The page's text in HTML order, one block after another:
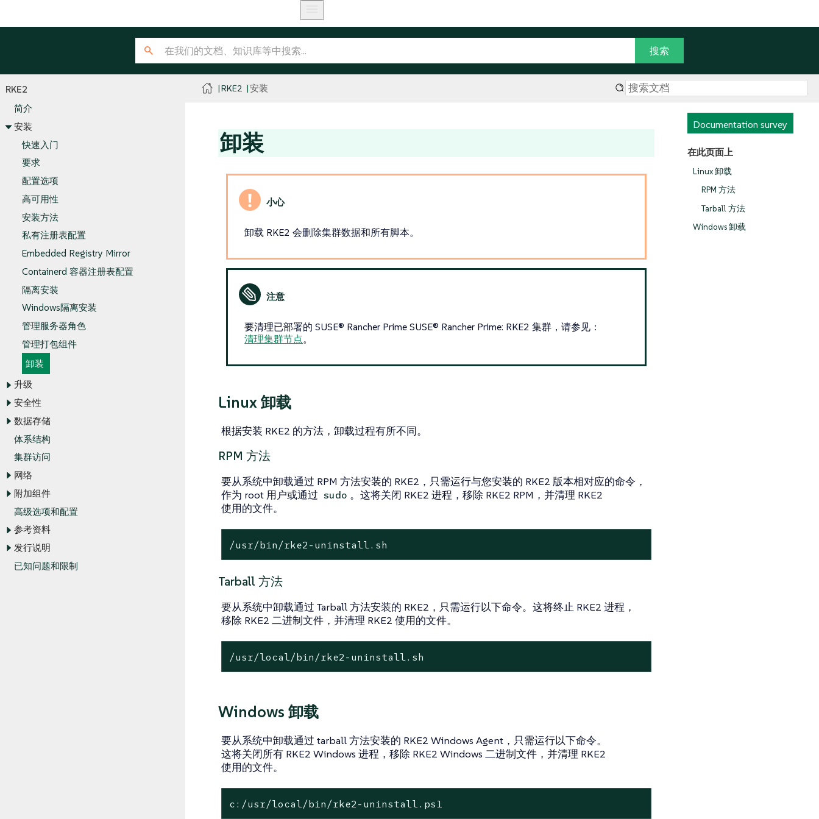
RKE2
简介
安装
快速入门
要求
配置选项
高可用性
安装方法
私有注册表配置
Embedded Registry Mirror
Containerd 容器注册表配置
隔离安装
Windows隔离安装
管理服务器角色
管理打包组件
卸装
升级
安全性
数据存储
体系结构
集群访问
网络
附加组件
高级选项和配置
参考资料
发行说明
已知问题和限制
RKE2 安装
Documentation survey
在此页面上
Linux 卸载
RPM 方法
Tarball 方法
Windows 卸载
卸装
卸载 RKE2 会删除集群数据和所有脚本。
要清理已部署的 SUSE® Rancher Prime SUSE® Rancher Prime: RKE2 集群，请参见：
清理集群节点。
Linux 卸载
根据安装 RKE2 的方法，卸载过程有所不同。
RPM 方法
要从系统中卸载通过 RPM 方法安装的 RKE2，只需运行与您安装的 RKE2 版本相对应的命令，
作为 root 用户或通过 sudo 。这将关闭 RKE2 进程，移除 RKE2 RPM，并清理 RKE2
使用的文件。
/usr/bin/rke2-uninstall.sh
Tarball 方法
要从系统中卸载通过 Tarball 方法安装的 RKE2，只需运行以下命令。这将终止 RKE2 进程，
移除 RKE2 二进制文件，并清理 RKE2 使用的文件。
/usr/local /bin/rke2-uninstall.sh
Windows 卸载
要从系统中卸载通过 tarball 方法安装的 RKE2 Windows Agent，只需运行以下命令。
这将关闭所有 RKE2 Windows 进程，移除 RKE2 Windows 二进制文件，并清理 RKE2
使用的文件。
c:/usr/local/bin/rke2-uninstall.ps1